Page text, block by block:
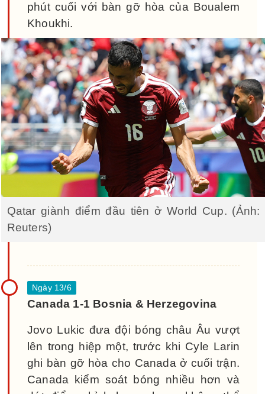
phút cuối với bàn gỡ hòa của Boualem
Khoukhi.
Qatar giành điểm đầu tiên ở World Cup. (Ảnh:
Reuters)
Canada 1-1 Bosnia & Herzegovina
Jovo Lukic đưa đội bóng châu Âu vượt
lên trong hiệp một, trước khi Cyle Larin
ghi bàn gỡ hòa cho Canada ở cuối trận.
Canada kiểm soát bóng nhiều hơn và